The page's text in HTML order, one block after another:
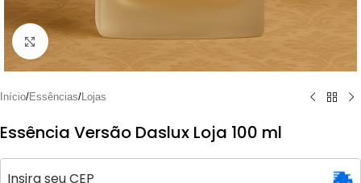
Clique para ampliar
Início/Essências/Lojas
Essência Versão Daslux Loja 100 ml